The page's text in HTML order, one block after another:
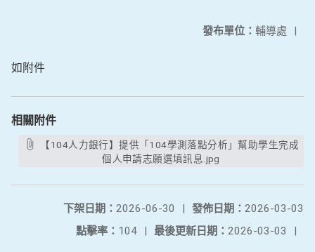
發布單位： 輔導處 |
如附件
相關附件
個人申請志願選填訊息.jpg
發佈日期： 2026-03-03
下架日期： 2026-06-30
|
最後更新日期： 2026-03-03 |
點擊率： 104 |